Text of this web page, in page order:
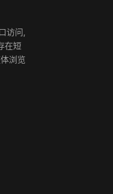
访问,
在短
浏览